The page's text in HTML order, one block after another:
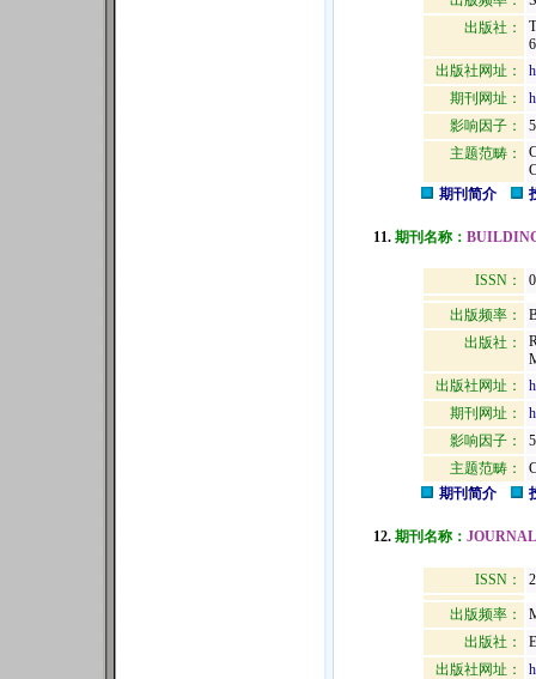
出版社：
出版社网址：
期刊网址：
影响因子：
主题范畴：
期刊简介
11. 期刊名称：
ISSN：
出版频率：
出版社：
出版社网址：
期刊网址：
影响因子：
主题范畴：
期刊简介
12. 期刊名称：
ISSN：
出版频率：
出版社：
出版社网址：